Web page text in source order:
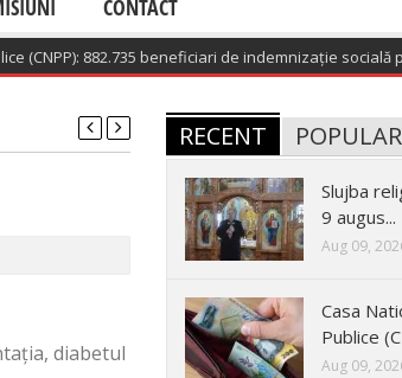
CONTACT
882.735 beneficiari de indemnizație socială pentru
diabetul
RECENT
Slujba
9 augus...
Aug 09,
Casa
Publice
Aug 09,